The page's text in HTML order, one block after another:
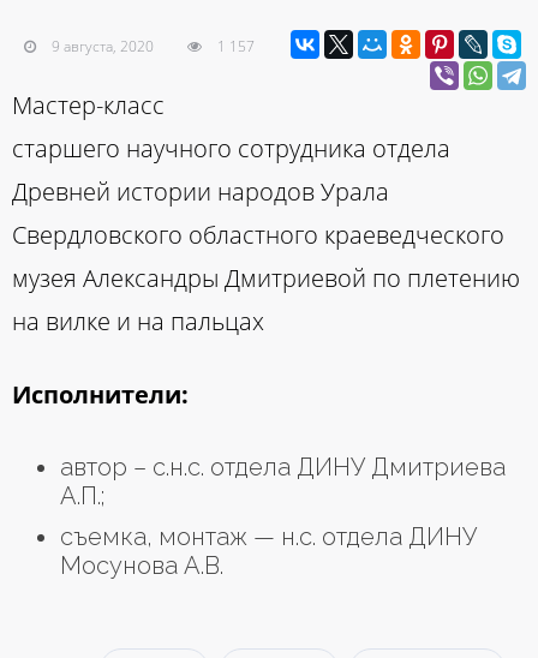
9 августа, 2020 1 157
Мастер-класс
старшего научного сотрудника отдела
Древней истории народов Урала
Свердловского областного краеведческого
музея Александры Дмитриевой по плетению
на вилке и на пальцах
Исполнители:
автор – с.н.с. отдела ДИНУ Дмитриева
А.П.;
съемка, монтаж — н.с. отдела ДИНУ
Мосунова А.В.